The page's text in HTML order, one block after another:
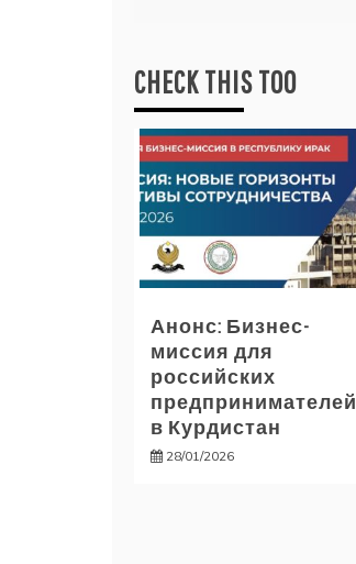
записям
CHECK THIS TOO
Анонс: Бизнес-
миссия для
российских
предпринимателей
в Курдистан
28/01/2026